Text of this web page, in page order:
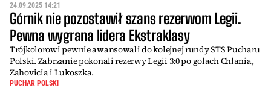
24.09.2025 14:21
Górnik nie pozostawił szans rezerwom Legii.
Pewna wygrana lidera Ekstraklasy
Trójkolorowi pewnie awansowali do kolejnej rundy STS Pucharu
Polski. Zabrzanie pokonali rezerwy Legii 3:0 po golach Chłania,
Zahovicia i Lukoszka.
PUCHAR POLSKI